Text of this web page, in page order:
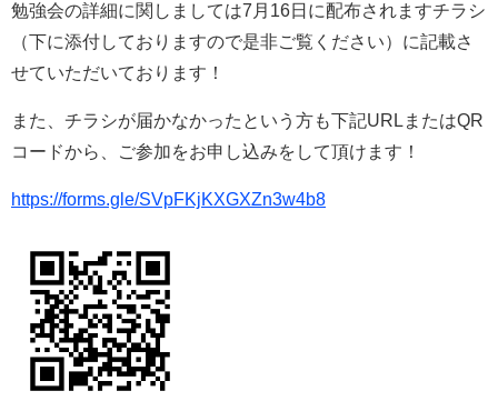
勉強会の詳細に関しましては7月16日に配布されますチラシ
（下に添付しておりますので是非ご覧ください）に記載さ
せていただいております！
また、チラシが届かなかったという方も下記URLまたはQR
コードから、ご参加をお申し込みをして頂けます！
https://forms.gle/SVpFKjKXGXZn3w4b8